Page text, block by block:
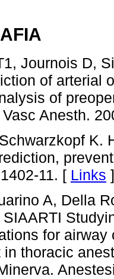
Journois D,
of arterial
of
Anesth.
K.
11. [ Links ]
A, Della
for
in thoracic